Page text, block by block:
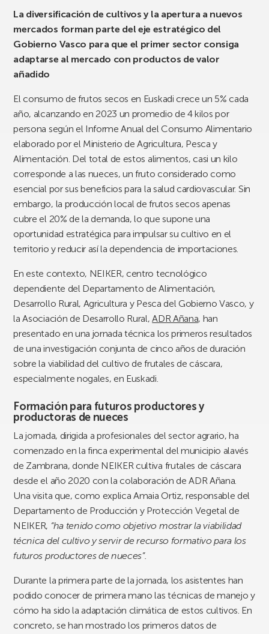
La diversificación de cultivos y la apertura a nuevos
mercados forman parte del eje estratégico del
Gobierno Vasco para que el primer sector consiga
adaptarse al mercado con productos de valor
añadido
El consumo de frutos secos en Euskadi crece un 5% cada
año, alcanzando en 2023 un promedio de 4 kilos por
persona según el Informe Anual del Consumo Alimentario
elaborado por el Ministerio de Agricultura, Pesca y
Alimentación. Del total de estos alimentos, casi un kilo
corresponde a las nueces, un fruto considerado como
esencial por sus beneficios para la salud cardiovascular. Sin
embargo, la producción local de frutos secos apenas
cubre el 20% de la demanda, lo que supone una
oportunidad estratégica para impulsar su cultivo en el
territorio y reducir así la dependencia de importaciones.
En este contexto, NEIKER, centro tecnológico
dependiente del Departamento de Alimentación,
Desarrollo Rural, Agricultura y Pesca del Gobierno Vasco, y
la Asociación de Desarrollo Rural,ADR Añana, han
presentado en una jornada técnica los primeros resultados
de una investigación conjunta de cinco años de duración
sobre la viabilidad del cultivo de frutales de cáscara,
especialmente nogales, en Euskadi.
Formación para futuros productores y
productoras de nueces
La jornada, dirigida a profesionales del sector agrario, ha
comenzado en la finca experimental del municipio alavés
de Zambrana, donde NEIKER cultiva frutales de cáscara
desde el año 2020 con la colaboración de ADR Añana.
Una visita que, como explica Amaia Ortiz, responsable del
Departamento de Producción y Protección Vegetal de
NEIKER, “ha tenido como objetivo mostrar la viabilidad
técnica del cultivo y servir de recurso formativo para los
futuros productores de nueces”.
Durante la primera parte de la jornada, los asistentes han
podido conocer de primera mano las técnicas de manejo y
cómo ha sido la adaptación climática de estos cultivos. En
concreto, se han mostrado los primeros datos de